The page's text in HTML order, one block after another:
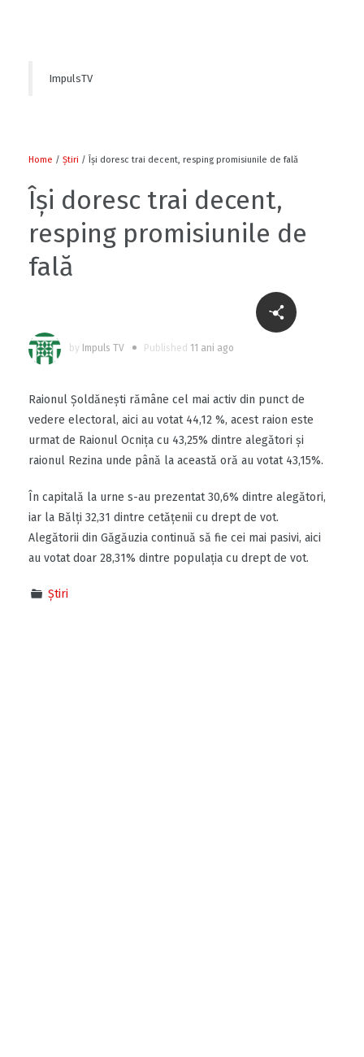
ImpulsTV
Home / Știri / Îşi doresc trai decent, resping promisiunile de fală
Îşi doresc trai decent,
resping promisiunile de
fală
by Impuls TV Published 11 ani ago
Raionul Şoldănești rămâne cel mai activ din punct de
vedere electoral, aici au votat 44,12 %, acest raion este
urmat de Raionul Ocnița cu 43,25% dintre alegători și
raionul Rezina unde până la această oră au votat 43,15%.
În capitală la urne s-au prezentat 30,6% dintre alegători,
iar la Bălți 32,31 dintre cetățenii cu drept de vot.
Alegătorii din Găgăuzia continuă să fie cei mai pasivi, aici
au votat doar 28,31% dintre populația cu drept de vot.
Știri